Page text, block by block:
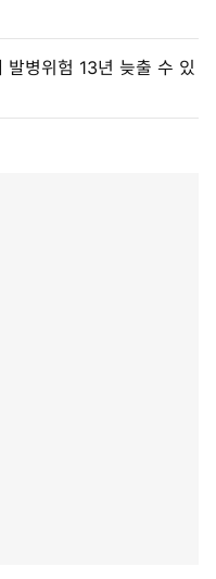
발병위험 13년 늦출 수 있